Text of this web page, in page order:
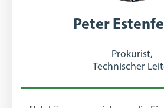
Peter
Prokurist,
Technischer